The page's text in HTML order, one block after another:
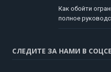
Как обойти
полное
СЛЕДИТЕ ЗА НАМИ В